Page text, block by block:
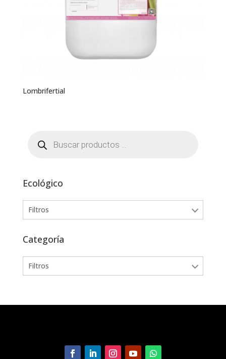
Lombrifertial
productos
Ecológico
Filtros
Categoría
Filtros